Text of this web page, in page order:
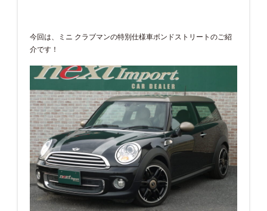
今回は、ミニ クラブマンの特別仕様車ボンドストリートのご紹
介です！